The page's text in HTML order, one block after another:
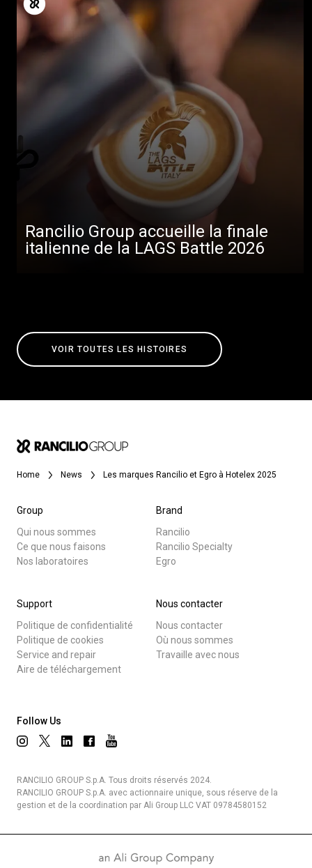
Rancilio Group accueille la finale
italienne de la LAGS Battle 2026
VOIR TOUTES LES HISTOIRES
Home News Les marques Rancilio et Egro à Hotelex 2025
Group
Qui nous sommes
Ce que nous faisons
Nos laboratoires
Brand
Rancilio
Rancilio Specialty
Egro
Support
Politique de confidentialité
Politique de cookies
Service and repair
Aire de téléchargement
Nous contacter
Nous contacter
Où nous sommes
Travaille avec nous
Follow Us
RANCILIO GROUP S.p.A. Tous droits réservés 2024.
RANCILIO GROUP S.p.A. avec actionnaire unique, sous réserve de la
gestion et de la coordination par Ali Group LLC VAT 09784580152